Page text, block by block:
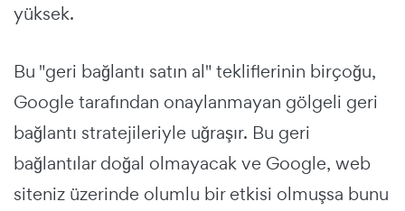
yüksek.
Bu "geri bağlantı satın al" tekliflerinin birçoğu,
Google tarafından onaylanmayan gölgeli geri
bağlantı stratejileriyle uğraşır. Bu geri
bağlantılar doğal olmayacak ve Google, web
siteniz üzerinde olumlu bir etkisi olmuşsa bunu